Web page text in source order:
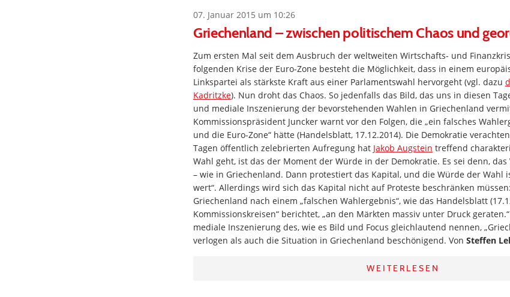
07. Januar 2015 um 10:26
Griechenland – zwischen politischem Chaos und
Zum ersten Mal seit dem Ausbruch der weltweiten Wirtschafts- und
folgenden Krise der Euro-Zone besteht die Möglichkeit, dass in einem
Linkspartei als stärkste Kraft aus einer Parlamentswahl hervorgeht (vgl. dazu
Kadritzke). Nun droht das Chaos. So jedenfalls das Bild, das uns in diesen
und mediale Inszenierung der bevorstehenden Wahlen in Griechenland
Kommissionspräsident Juncker warnt vor den Folgen, die „ein falsches
und die Euro-Zone“ hätte (Handelsblatt, 17.12.2014). Die Demokratie
Tagen öffentlich zelebrierten Aufregung hat Jakob Augstein treffend
Wahl geht, ist das der Moment der Würde in der Demokratie. Es sei denn,
– wie in Griechenland. Dann protestiert das Kapital, und die Würde der Wahl
wert“. Allerdings wird sich das Kapital nicht auf Proteste beschränken
Griechenland nach einem „falschen Wahlergebnis“, wie das Handelsblatt
Kommissionskreisen“ berichtet, „an den Märkten massiv unter Druck
mediale Inszenierung des, wie es Bild und Focus gleichlautend nennen,
verlogen als auch die Situation in Griechenland beschönigend. Von Steffen
WEITERLESEN